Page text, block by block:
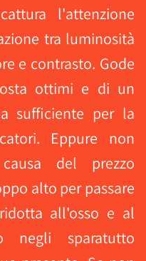
l'attenzione
tra luminosità
e contrasto. Gode
ottimi e di un
sufficiente per la
Eppure non
del prezzo
alto per passare
all'osso e al
negli sparatutto